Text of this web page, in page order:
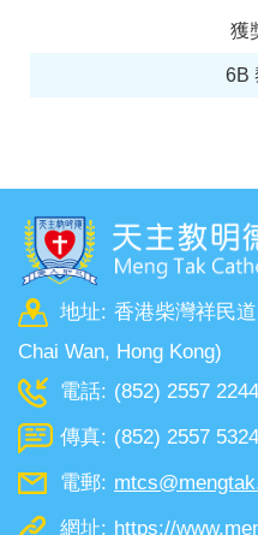
獲
6B
地址: 香港柴灣祥民
Chai Wan, Hong Kong)
電話: (852) 2557 2244
傳真: (852) 2557 5324
電郵:
網址: https://